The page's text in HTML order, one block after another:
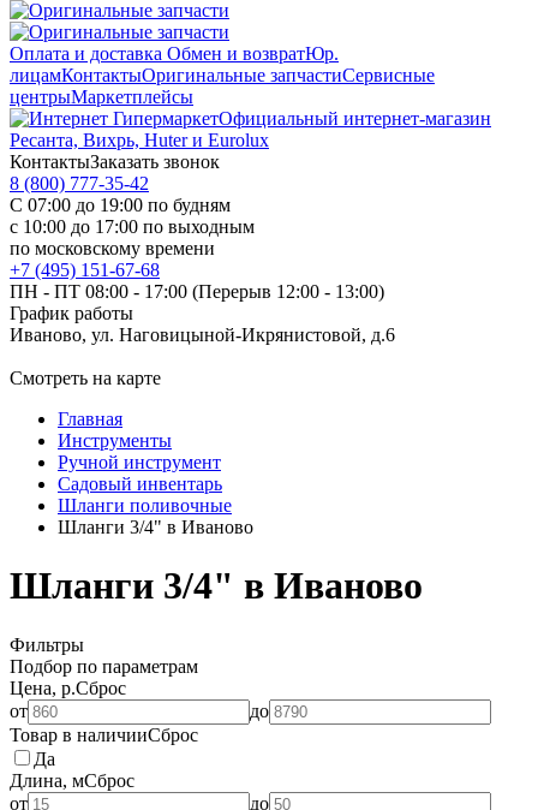
Оплата и доставка Обмен и возвратЮр.
лицамКонтактыОригинальные запчастиСервисные
центрыМаркетплейсы
Официальный интернет-магазин
Ресанта, Вихрь, Huter и Eurolux
КонтактыЗаказать звонок
8 (800) 777-35-42
С 07:00 до 19:00 по будням
с 10:00 до 17:00 по выходным
по московскому времени
+7 (495) 151-67-68
ПН - ПТ 08:00 - 17:00 (Перерыв 12:00 - 13:00)
График работы
Иваново, ул. Наговицыной-Икрянистовой, д.6
Смотреть на карте
Главная
Инструменты
Ручной инструмент
Садовый инвентарь
Шланги поливочные
Шланги 3/4" в Иваново
Шланги 3/4" в Иваново
Фильтры
Подбор по параметрам
Цена, р.Сброс
от
до
Товар в наличииСброс
Да
Длина, мСброс
от
до